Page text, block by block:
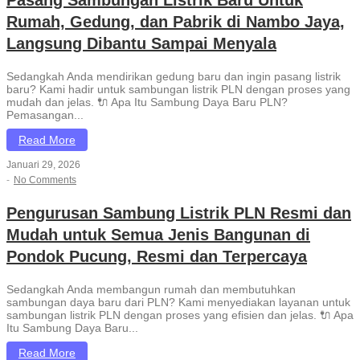
Rumah, Gedung, dan Pabrik di Nambo Jaya,
Langsung Dibantu Sampai Menyala
Sedangkah Anda mendirikan gedung baru dan ingin pasang listrik
baru? Kami hadir untuk sambungan listrik PLN dengan proses yang
mudah dan jelas. 🔌 Apa Itu Sambung Daya Baru PLN?
Pemasangan...
Read More
Januari 29, 2026
- No Comments
Pengurusan Sambung Listrik PLN Resmi dan
Mudah untuk Semua Jenis Bangunan di
Pondok Pucung, Resmi dan Terpercaya
Sedangkah Anda membangun rumah dan membutuhkan
sambungan daya baru dari PLN? Kami menyediakan layanan untuk
sambungan listrik PLN dengan proses yang efisien dan jelas. 🔌 Apa
Itu Sambung Daya Baru...
Read More